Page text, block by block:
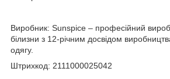
Виробник: Sunspice – професійний
білизни з 12-річним досвідом виробництва
одягу.
Штрихкод: 2111000025042